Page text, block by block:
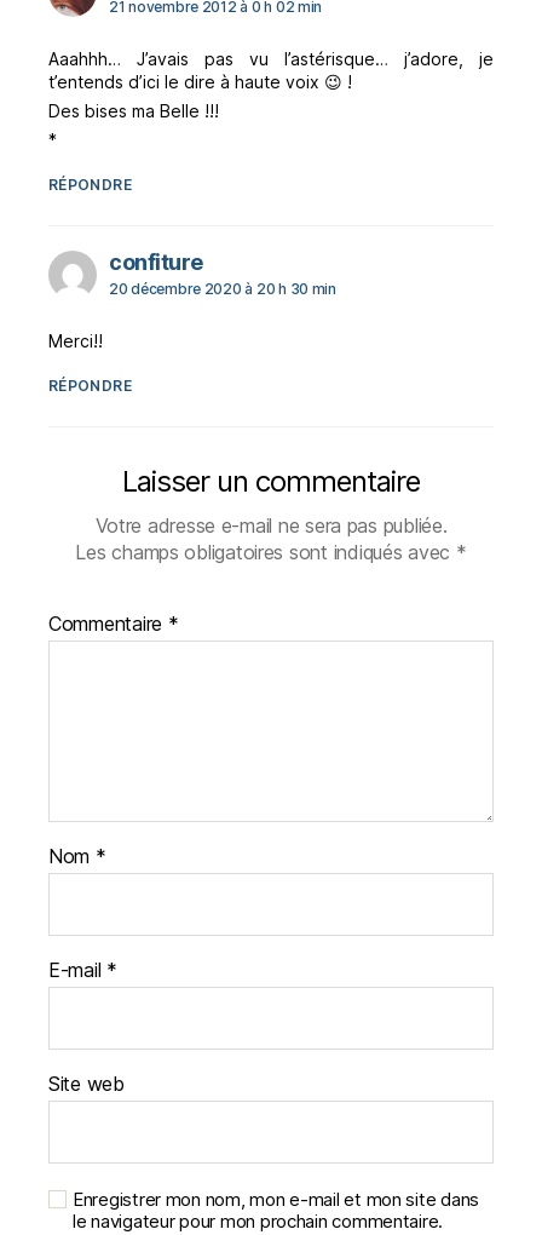
21 novembre 2012 à 0 h 02 min
Aaahhh… J’avais pas vu l’astérisque… j’adore, je
t’entends d’ici le dire à haute voix 😉 !
Des bises ma Belle !!!
*
RÉPONDRE
confituredit :
20 décembre 2020 à 20 h 30 min
Merci!!
RÉPONDRE
Laisser un commentaire
Votre adresse e-mail ne sera pas publiée.
Les champs obligatoires sont indiqués avec *
Commentaire *
Nom *
E-mail *
Site web
Enregistrer mon nom, mon e-mail et mon site dans
le navigateur pour mon prochain commentaire.